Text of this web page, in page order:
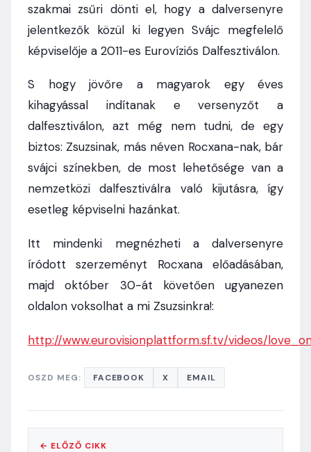
szakmai zsűri dönti el, hogy a dalversenyre
jelentkezők közül ki legyen Svájc megfelelő
képviselője a 2011-es Eurovíziós Dalfesztiválon.
S hogy jövőre a magyarok egy éves
kihagyással indítanak e versenyzőt a
dalfesztiválon, azt még nem tudni, de egy
biztos: Zsuzsinak, más néven Rocxana-nak, bár
svájci színekben, de most lehetősége van a
nemzetközi dalfesztiválra való kijutásra, így
esetleg képviselni hazánkat.
Itt mindenki megnézheti a dalversenyre
íródott szerzeményt Rocxana előadásában,
majd október 30-át követően ugyanezen
oldalon voksolhat a mi Zsuzsinkra!:
http://www.eurovisionplattform.sf.tv/videos/
OSZD MEG: FACEBOOK X EMAIL
← ELŐZŐ CIKK